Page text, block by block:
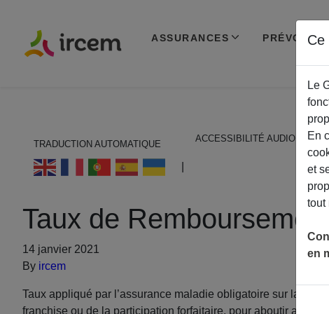
ASSURANCES
TRADUCTION AUTOMATIQUE
ACCESSIBILITÉ AUDIO
Taux de
14 janvier 2021
By ircem
Taux appliqué par l’assurance maladie obligatoire sur la
franchise ou de la participation forfaitaire, pour aboutir au
Ce
Le
En
et
tout
en